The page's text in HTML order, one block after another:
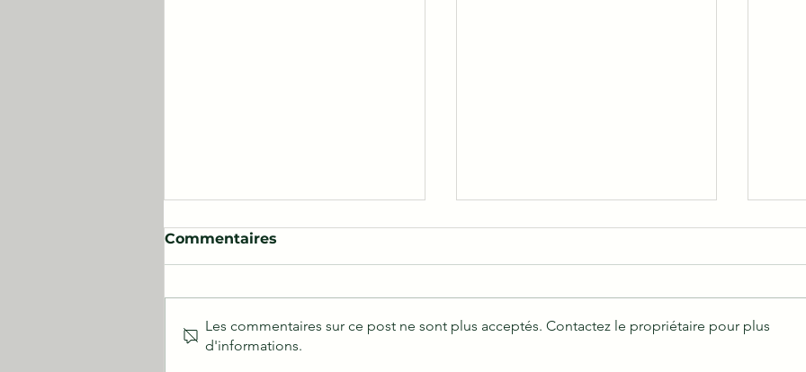
Commentaires
Les commentaires sur ce post ne sont plus acceptés. Contactez le propriétaire pour plus
d'informations.